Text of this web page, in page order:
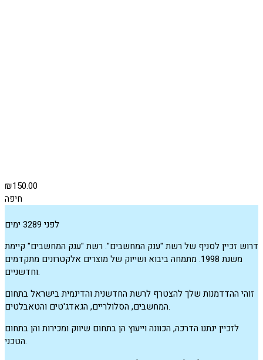
₪150.00
חיפה
לפני 3289 ימים
דרוש זכיין לסניף של רשת "ענק המחשבים". רשת "ענק המחשבים" קיימת
משנת 1998. מתמחה ביבוא ושייוק של מוצרים אלקטרונים מתקדמים
וחדשניים.
זוהי ההדדמנות שלך להצטרף לרשת החדשנית והדינמית בישראל בתחום
המחשבים, הסלולריים, הגאדג'טים והטאבלטים.
לזכיין ינתנו הדרכה, הכוונה וייעוץ הן בתחום שיווק ומכירות והן בתחום
הטכני.